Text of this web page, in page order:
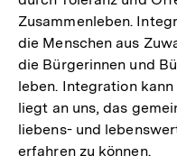
Zusammenleben.
die Menschen aus
die Bürgerinnen und
leben. Integration
liegt an uns, das
liebens- und
erfahren zu können.